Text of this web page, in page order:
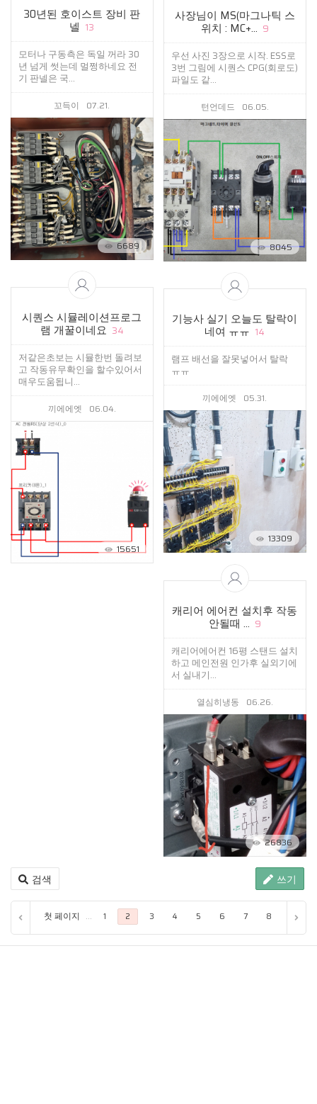
30년된 호이스트 장비 판
넬 13
모터나 구동측은 독일 꺼라 30
년 넘게 썻는데 멀쩡하네요 전
기 판넬은 국...
꼬득이 07.21.
6689
사장님이 MS(마그나틱 스
위치 : MC+... 9
우선 사진 3장으로 시작. ESS로
3번 그림에 시퀀스 CPG(회로도)
파일도 같...
턴언데드 06.05.
8045
시퀀스 시뮬레이션프로그
램 개꿀이네요 34
저같은초보는 시뮬한번 돌려보
고 작동유무확인을 할수있어서
매우도움됩니...
끼에에엣 06.04.
15651
기능사 실기 오늘도 탈락이
네여 ㅠㅠ 14
램프 배선을 잘못넣어서 탈락
ㅠㅠ
끼에에엣 05.31.
13309
캐리어 에어컨 설치후 작동
안될때 ... 9
캐리어에어컨 16평 스탠드 설치
하고 메인전원 인가후 실외기에
서 실내기...
열심히냉동 06.26.
26836
검색 쓰기
첫 페이지 ... 1 2 3 4 5 6 7 8 9